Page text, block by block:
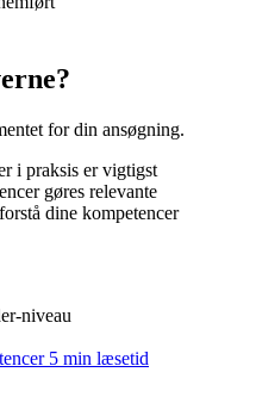
for din ansøgning.
i praksis er vigtigst
gøres relevante
dine kompetencer
niveau
5 min læsetid